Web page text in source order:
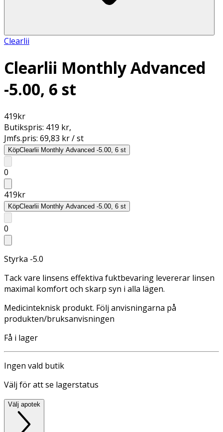
Clearlii
Clearlii Monthly Advanced
-5.00, 6 st
419kr
Butikspris: 419 kr,
Jmfs.pris: 69,83 kr / st
KöpClearlii Monthly Advanced -5.00, 6 st
0
419kr
KöpClearlii Monthly Advanced -5.00, 6 st
0
Styrka -5.0
Tack vare linsens effektiva fuktbevaring levererar linsen
maximal komfort och skarp syn i alla lägen.
Medicinteknisk produkt. Följ anvisningarna på
produkten/bruksanvisningen
Få i lager
Ingen vald butik
Välj för att se lagerstatus
Välj apotek